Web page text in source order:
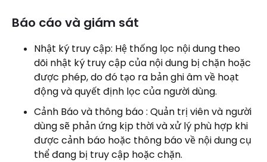
Báo cáo và giám sát
Nhật ký truy cập: Hệ thống lọc nội dung theo
dõi nhật ký truy cập của nội dung bị chặn hoặc
được phép, do đó tạo ra bản ghi âm về hoạt
động và quyết định lọc của người dùng.
Cảnh Báo và thông báo : Quản trị viên và người
dùng sẽ phản ứng kịp thời và xử lý phù hợp khi
được cảnh báo hoặc thông báo về nội dung cụ
thể đang bị truy cập hoặc chặn.